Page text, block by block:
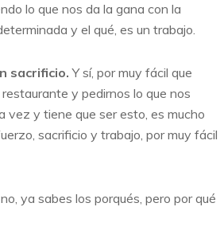
lo que nos da la gana con la
y el qué, es un trabajo.
sacrificio. Y sí, por muy fácil que
y pedirnos lo que nos
vez y tiene que ser esto, es mucho
sacrificio y trabajo, por muy fácil
ya sabes los porqués, pero por qué